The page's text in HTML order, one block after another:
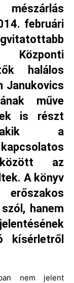
februári
Központi
halálos
Janukovics
műve
is részt
a
az
A könyv
hanem
kísérletről
nem jelent